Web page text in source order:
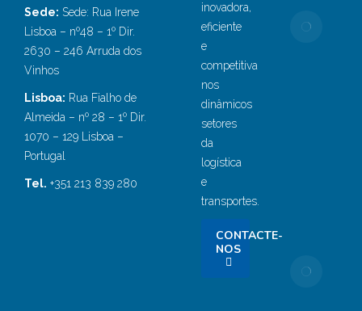
Sede: Sede: Rua Irene
Lisboa – nº48 – 1º Dir.
2630 – 246 Arruda dos
Vinhos
Lisboa: Rua Fialho de
Almeida – nº 28 – 1º Dir.
1070 – 129 Lisboa –
Portugal
Tel. +351 213 839 280
inovadora,
eficiente
e
competitiva
nos
dinâmicos
setores
da
logística
e
transportes.
CONTACTE-
NOS